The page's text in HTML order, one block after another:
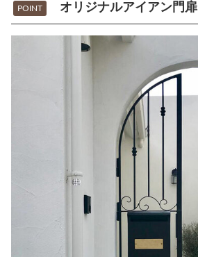
POINT オリジナルアイアン門扉